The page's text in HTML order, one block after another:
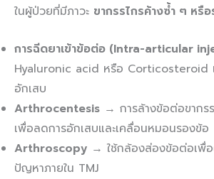
ในผู้ป่วยที่มีภาวะ ขากรรไกรค้างซ้ำ ๆ หรื
การฉีดยาเข้าข้อต่อ (Intra-articular
Hyaluronic acid หรือ Corticosteroid
อักเสบ
Arthrocentesis → การล้างข้อต่อขากร
เพื่อลดการอักเสบและเคลื่อนหมอนรองข้อ
Arthroscopy → ใช้กล้องส่องข้อต่อเพื่อ
ปัญหาภายใน TMJ